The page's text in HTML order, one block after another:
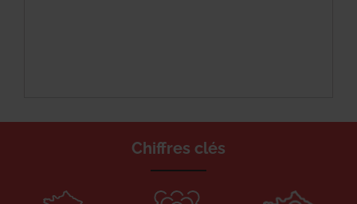
Chiffres clés